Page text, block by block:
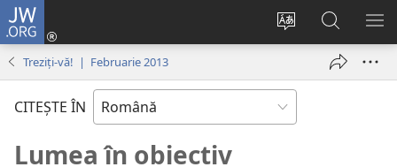
JW.ORG
Schimbaţi
ului
Conectează-
o
Căutați
pe
JW.ORG
Treziți-vă! | Februarie 2013
CITEŞTE ÎN
Lumea în obiectiv